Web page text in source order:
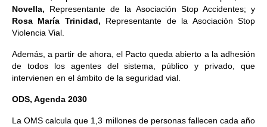
Novella, Representante de la Asociación Stop Accidentes; y
Rosa María Trinidad, Representante de la Asociación Stop
Violencia Vial.
Además, a partir de ahora, el Pacto queda abierto a la adhesión
de todos los agentes del sistema, público y privado, que
intervienen en el ámbito de la seguridad vial.
ODS, Agenda 2030
La OMS calcula que 1,3 millones de personas fallecen cada año